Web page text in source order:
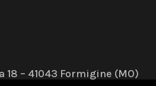
– 41043 Formigine (MO)